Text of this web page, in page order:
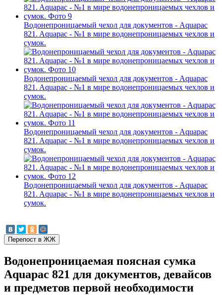
Водонепроницаемый чехол для документов - Aquapac
821. Aquapac - №1 в мире водонепроницаемых чехлов и
сумок.
Водонепроницаемый чехол для документов - Aquapac
821. Aquapac - №1 в мире водонепроницаемых чехлов и
сумок.
Водонепроницаемый чехол для документов - Aquapac
821. Aquapac - №1 в мире водонепроницаемых чехлов и
сумок.
Водонепроницаемый чехол для документов - Aquapac
821. Aquapac - №1 в мире водонепроницаемых чехлов и
сумок.
Водонепроницаемая поясная сумка
Aquapac 821 для документов, девайсов
и предметов первой необходимости